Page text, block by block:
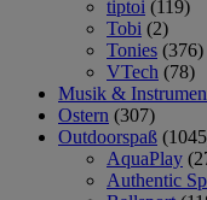
tiptoi (119)
Tobi (2)
Tonies (376)
VTech (78)
Musik &
Ostern (307)
Outdoorspaß
AquaPlay
Authentic